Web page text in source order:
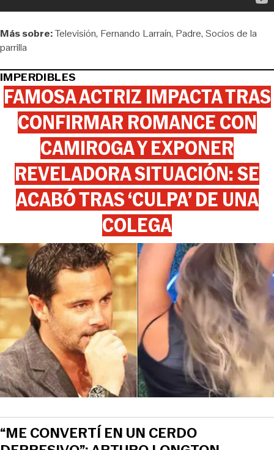
Más sobre:Televisión Fernando Larraín Padre Socios de la
parrilla
IMPERDIBLES
FAMOSA ACTRIZ IMPACTA TRAS
CONFIRMAR ROMANCE CON
CAMIROGA Y EXPONER
REVELADORA SITUACIÓN: SE
ACABÓ TRAS ‘CULPA’ DE UNA
COLEGA
“ME CONVERTÍ EN UN CERDO